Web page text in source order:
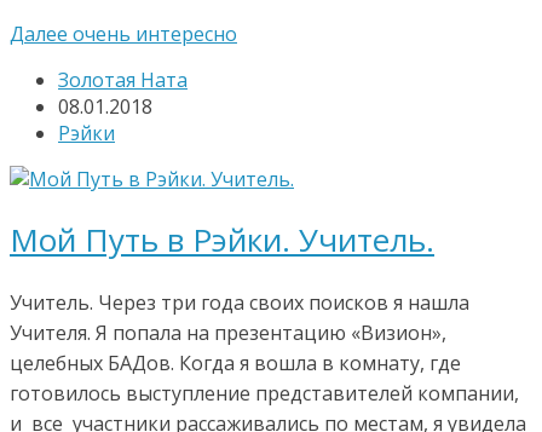
Далее очень интересно
Золотая Ната
08.01.2018
Рэйки
Мой Путь в Рэйки. Учитель.
Учитель. Через три года своих поисков я нашла
Учителя. Я попала на презентацию «Визион»,
целебных БАДов. Когда я вошла в комнату, где
готовилось выступление представителей компании,
и все участники рассаживались по местам, я увидела